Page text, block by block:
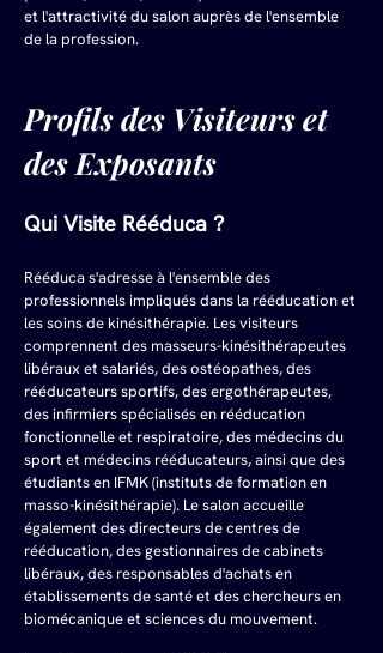
et l'attractivité du salon auprès de l'ensemble
de la profession.
Profils des Visiteurs et
des Exposants
Qui Visite Rééduca ?
Rééduca s'adresse à l'ensemble des
professionnels impliqués dans la rééducation et
les soins de kinésithérapie. Les visiteurs
comprennent des masseurs-kinésithérapeutes
libéraux et salariés, des ostéopathes, des
rééducateurs sportifs, des ergothérapeutes,
des infirmiers spécialisés en rééducation
fonctionnelle et respiratoire, des médecins du
sport et médecins rééducateurs, ainsi que des
étudiants en IFMK (instituts de formation en
masso-kinésithérapie). Le salon accueille
également des directeurs de centres de
rééducation, des gestionnaires de cabinets
libéraux, des responsables d'achats en
établissements de santé et des chercheurs en
biomécanique et sciences du mouvement.